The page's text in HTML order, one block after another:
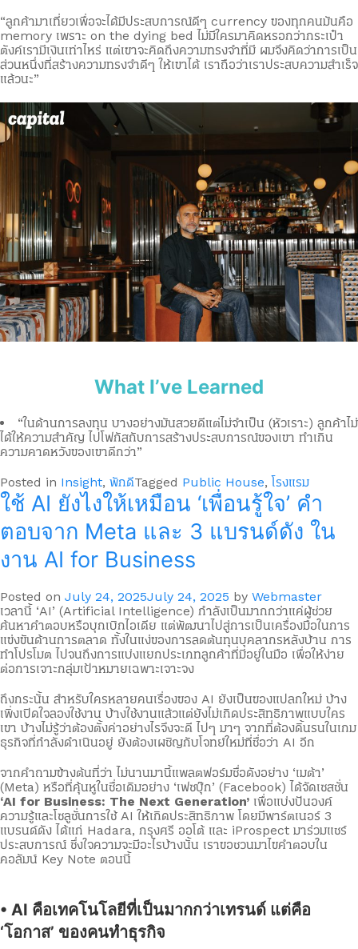
“ลูกค้ามาเที่ยวเพื่อจะได้มีประสบการณ์ดีๆ currency ของทุกคนมันคือ
memory เพราะ on the dying bed ไม่มีใครมาคิดหรอกว่ากระเป๋า
ตังค์เรามีเงินเท่าไหร่ แต่เขาจะคิดถึงความทรงจำที่มี ผมจึงคิดว่าการเป็น
ส่วนหนึ่งที่สร้างความทรงจำดีๆ ให้เขาได้ เราถือว่าเราประสบความสำเร็จ
แล้วนะ”
What I’ve Learned
“ในด้านการลงทุน บางอย่างมันสวยดีแต่ไม่จำเป็น (หัวเราะ) ลูกค้าไม่
ได้ให้ความสำคัญ ไปโฟกัสกับการสร้างประสบการณ์ของเขา ทำเกิน
ความคาดหวังของเขาดีกว่า”
Posted in Insight, พักดีTagged Public House, โรงแรม
ใช้ AI ยังไงให้เหมือน ‘เพื่อนรู้ใจ’ คำ
ตอบจาก Meta และ 3 แบรนด์ดัง ใน
งาน AI for Business
Posted on July 24, 2025July 24, 2025 by Webmaster
เวลานี้ ‘AI’ (Artificial Intelligence) กำลังเป็นมากกว่าแค่ผู้ช่วย
ค้นหาคำตอบหรือบุกเบิกไอเดีย แต่พัฒนาไปสู่การเป็นเครื่องมือในการ
แข่งขันด้านการตลาด ทั้งในแง่ของการลดต้นทุนบุคลากรหลังบ้าน การ
ทำโปรโมต ไปจนถึงการแบ่งแยกประเภทลูกค้าที่มีอยู่ในมือ เพื่อให้ง่าย
ต่อการเจาะกลุ่มเป้าหมายเฉพาะเจาะจง
ถึงกระนั้น สำหรับใครหลายคนเรื่องของ AI ยังเป็นของแปลกใหม่ บ้าง
เพิ่งเปิดใจลองใช้งาน บ้างใช้งานแล้วแต่ยังไม่เกิดประสิทธิภาพแบบใคร
เขา บ้างไม่รู้ว่าต้องตั้งค่าอย่างไรจึงจะดี ไปๆ มาๆ จากที่ต้องดิ้นรนในเกม
ธุรกิจที่กำลังดำเนินอยู่ ยังต้องเผชิญกับโจทย์ใหม่ที่ชื่อว่า AI อีก
จากคำถามข้างต้นที่ว่า ไม่นานมานี้แพลตฟอร์มชื่อดังอย่าง ‘เมต้า’
(Meta) หรือที่คุ้นหูในชื่อเดิมอย่าง ‘เฟซบุ๊ก’ (Facebook) ได้จัดเซสชั่น
‘AI for Business: The Next Generation’ เพื่อแบ่งปันองค์
ความรู้และโซลูชั่นการใช้ AI ให้เกิดประสิทธิภาพ โดยมีพาร์ตเนอร์ 3
แบรนด์ดัง ได้แก่ Hadara, กรุงศรี ออโต้ และ iProspect มาร่วมแชร์
ประสบการณ์ ซึ่งใจความจะมีอะไรบ้างนั้น เราขอชวนมาไขคำตอบใน
คอลัมน์ Key Note ตอนนี้
• AI คือเทคโนโลยีที่เป็นมากกว่าเทรนด์ แต่คือ
‘โอกาส’ ของคนทำธุรกิจ